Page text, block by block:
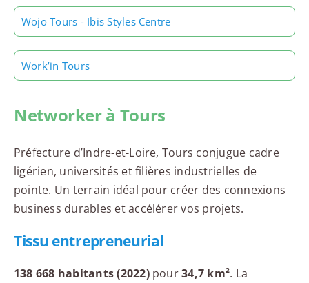
Wojo Tours - Ibis Styles Centre
Work’in Tours
Networker à Tours
Préfecture d’Indre-et-Loire, Tours conjugue cadre
ligérien, universités et filières industrielles de
pointe. Un terrain idéal pour créer des connexions
business durables et accélérer vos projets.
Tissu entrepreneurial
138 668 habitants (2022)pour34,7 km². La